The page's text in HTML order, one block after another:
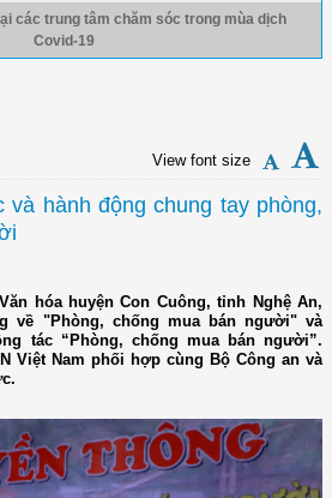
các trung tâm chăm sóc trong mùa dịch
Covid-19
View font size
và hành động chung tay phòng,
hóa huyện Con Cuông, tỉnh Nghệ An,
về "Phòng, chống mua bán người" và
tác “Phòng, chống mua bán người”.
Việt Nam phối hợp cùng Bộ Công an và